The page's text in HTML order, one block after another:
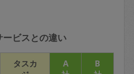
ービスとの違い
タスカ
A
B